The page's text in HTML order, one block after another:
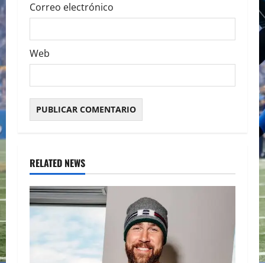
Correo electrónico
Web
RELATED NEWS